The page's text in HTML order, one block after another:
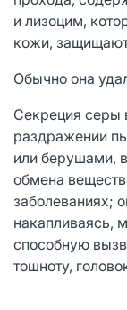
и лизоцим,
кожи,
Обычно она
Секреция серы
раздражении
или берушами,
обмена
заболеваниях;
накапливаясь,
способную
тошноту,